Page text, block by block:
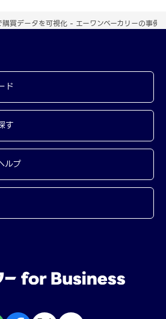
買データを可視化 - エーワンベーカリーの事例
ド
す
ルプ